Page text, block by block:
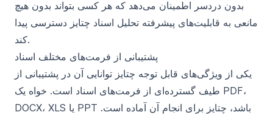
بدون دردسر اطمینان می‌دهد که هر کسی بتواند بدون هیچ
مانعی به قابلیت‌های پیشرفته تحلیل اسناد چتایز دسترسی پیدا
کند.
پشتیبانی از فرمت‌های مختلف اسناد
یکی از ویژگی‌های قابل توجه چتایز توانایی آن در پشتیبانی از
طیف گسترده‌ای از فرمت‌های اسناد است. خواه یک PDF،
DOCX، XLS یا PPT باشد، چتایز برای انجام آن آماده است.